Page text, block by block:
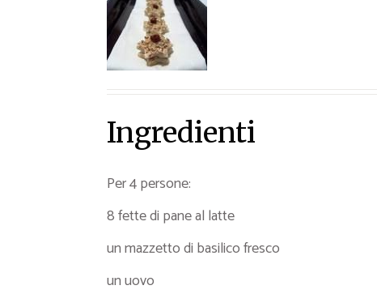
Ricette Piatti unici
Ricette Pesce
Video Ricette
Ingredienti
Per 4 persone:
8 fette di pane al latte
un mazzetto di basilico fresco
un uovo